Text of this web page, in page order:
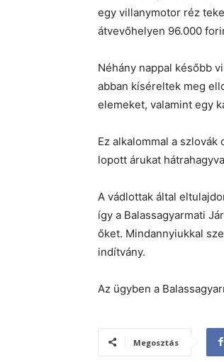
egy villanymotor réz
átvevőhelyen 96.000
Néhány nappal később
abban kíséreltek meg
elemeket, valamint egy
Ez alkalommal a
lopott árukat
A vádlottak által
így a Balassagyarmati
őket. Mindannyiukkal
indítvány.
Az ügyben a
Megosztás